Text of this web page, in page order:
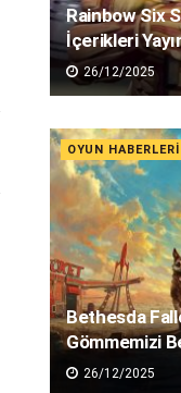
Rainbow Six
İçerikleri
26/12/2025
OYUN HABERLERI
Bethesda
Gömmemizi
26/12/2025